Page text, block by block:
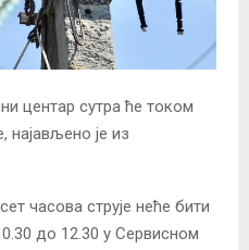
центар сутра ће током
најављено је из
часова струје неће бити
до 12.30 у Сервисном